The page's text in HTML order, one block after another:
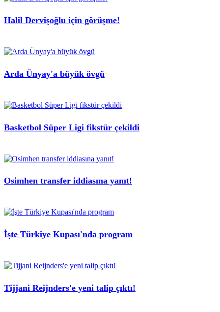
Halil Dervişoğlu için görüşme!
Arda Ünyay'a büyük övgü
Basketbol Süper Ligi fikstür çekildi
Osimhen transfer iddiasına yanıt!
İşte Türkiye Kupası'nda program
Tijjani Reijnders'e yeni talip çıktı!